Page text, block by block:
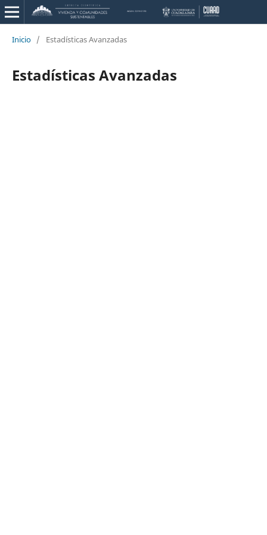
Inicio / Estadísticas Avanzadas
Estadísticas Avanzadas